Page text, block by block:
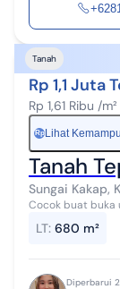
Tanah
Rp 1,1 Juta
Rp 1,61 Ribu /m²
Rp Lihat
Tanah
Sungai Kakap,
Cocok buat buka
LT: 680 m²
Diperbarui